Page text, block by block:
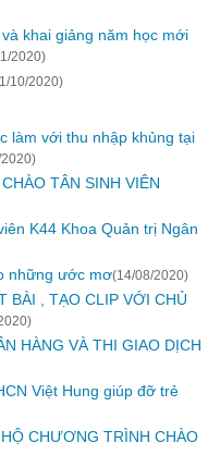
khai giảng năm học mới
2020)
10/2020)
làm với thu nhập khủng tại
TÂN SINH VIÊN
K44 Khoa Quản trị Ngân
những ước mơ(14/08/2020)
BÀI , TẠO CLIP VỚI CHỦ
HÀNG VÀ THI GIAO DỊCH
Việt Hung giúp đỡ trẻ
CHƯƠNG TRÌNH CHÀO